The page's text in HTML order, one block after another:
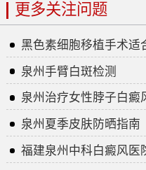
更多关注问题
黑色素细胞移植手术适
泉州手臂白斑检测
泉州治疗女性脖子白癜
泉州夏季皮肤防晒指南
福建泉州中科白癜风医